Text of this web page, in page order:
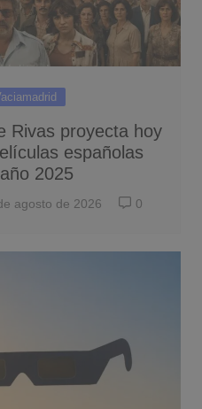
Rivas proyecta hoy
españolas
2025
agosto de 2026 0